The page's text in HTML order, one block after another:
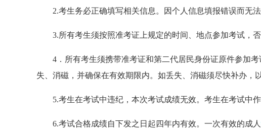
2.考生务必正确填写相关信息。因个人信息填报错误而无
3.所有考生须按照准考证上规定的时间、地点参加考试，否
4．所有考生须携带准考证和第二代居民身份证原件参加
失、消磁，并确保在有效期限内。如丢失、消磁须尽快补办，
5.考生在考试中违纪，本次考试成绩无效。考生在考试中
6.考试合格成绩自下发之日起四年内有效。一次有效的成人